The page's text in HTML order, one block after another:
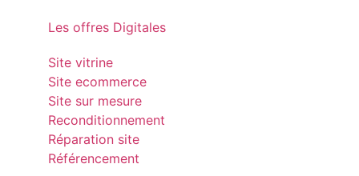
Les offres Digitales
Site vitrine
Site ecommerce
Site sur mesure
Reconditionnement
Réparation site
Référencement